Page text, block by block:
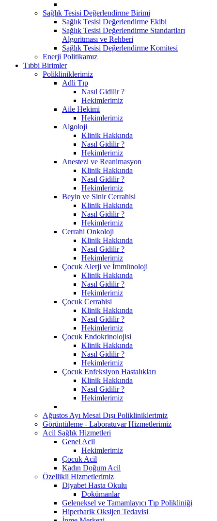
Sağlık Tesisi Değerlendirme Birimi
Sağlık Tesisi Değerlendirme Ekibi
Sağlık Tesisi Değerlendirme Standartları
Algoritması ve Rehberi
Sağlık Tesisi Değerlendirme Komitesi
Enerji Politikamız
Tıbbi Birimler
Polikliniklerimiz
Adli Tıp
Nasıl Gidilir ?
Hekimlerimiz
Aile Hekimi
Hekimlerimiz
Algoloji
Klinik Hakkında
Nasıl Gidilir ?
Hekimlerimiz
Anestezi ve Reanimasyon
Klinik Hakkında
Nasıl Gidilir ?
Hekimlerimiz
Beyin ve Sinir Cerrahisi
Klinik Hakkında
Nasıl Gidilir ?
Hekimlerimiz
Cerrahi Onkoloji
Klinik Hakkında
Nasıl Gidilir ?
Hekimlerimiz
Çocuk Alerji ve İmmünoloji
Klinik Hakkında
Nasıl Gidilir ?
Hekimlerimiz
Çocuk Cerrahisi
Klinik Hakkında
Nasıl Gidilir ?
Hekimlerimiz
Çocuk Endokrinolojisi
Klinik Hakkında
Nasıl Gidilir ?
Hekimlerimiz
Çocuk Enfeksiyon Hastalıkları
Klinik Hakkında
Nasıl Gidilir ?
Hekimlerimiz
Ağustos Ayı Mesai Dışı Polikliniklerimiz
Görüntüleme - Laboratuvar Hizmetlerimiz
Acil Sağlık Hizmetleri
Genel Acil
Hekimlerimiz
Çocuk Acil
Kadın Doğum Acil
Özellikli Hizmetlerimiz
Diyabet Hasta Okulu
Dokümanlar
Geleneksel ve Tamamlayıcı Tıp Polikliniği
Hiperbarik Oksijen Tedavisi